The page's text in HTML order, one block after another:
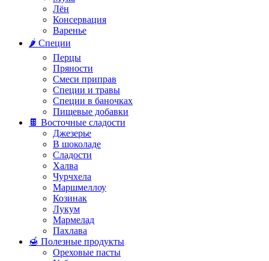
Лён
Консервация
Варенье
🌶️ Специи
Перцы
Пряности
Смеси приправ
Специи и травы
Специи в баночках
Пищевые добавки
🍫 Восточные сладости
Джезерье
В шоколаде
Сладости
Халва
Чурчхела
Маршмеллоу
Козинак
Лукум
Мармелад
Пахлава
🍯 Полезные продукты
Ореховые пасты